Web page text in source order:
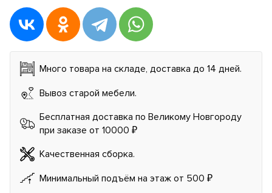
Много товара на складе, доставка до 14 дней.
Вывоз старой мебели.
Бесплатная доставка по Великому Новгороду
при заказе от 10000 ₽
Качественная сборка.
Минимальный подъём на этаж от 500 ₽